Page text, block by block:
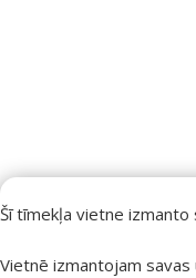
Šī tīmekļa vietne izmanto
Vietnē izmantojam